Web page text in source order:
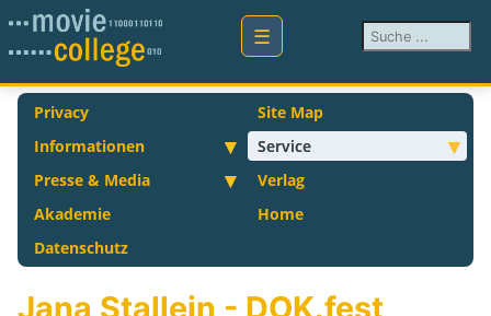
Suchen ...
Privacy
Site Map
Informationen
Service
Presse & Media
Verlag
Akademie
Home
Datenschutz
Jana Stallein - DOK.fest